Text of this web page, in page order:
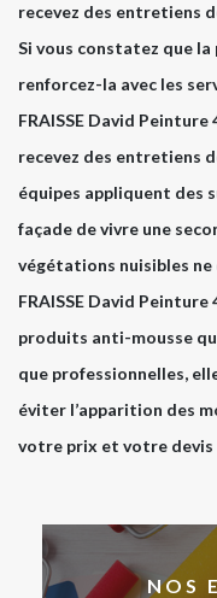
recevez des entretiens
Si vous constatez que
renforcez-la avec les
FRAISSE David
recevez des entretiens
équipes appliquent des
façade de vivre une
végétations nuisibles ne
FRAISSE David
produits anti-mousse
que professionnelles,
éviter l’apparition des
votre prix et votre devis
NOS